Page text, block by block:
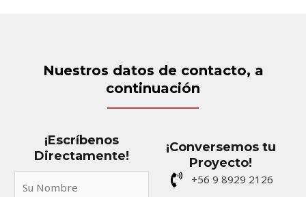
Nuestros datos de contacto, a
continuación
¡Escríbenos
Directamente!
¡Conversemos tu
Proyecto!
+56 9 8929 2126